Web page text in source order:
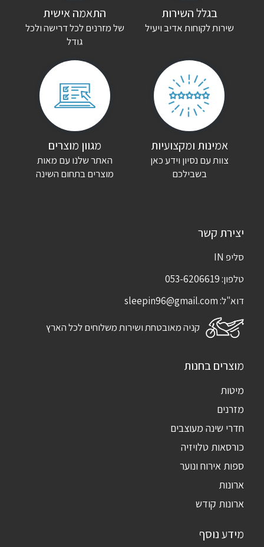
בגלל השירות
שירות לקוחות אדיב ויעיל
התאמה אישית
של מזרנים לכל דרישה ולכל
גודל
אמינות ומקצועיות
צוות עם נסיון וידע כאן
בשבילכם
מגוון מוצרים
האתר שלנו עם מאות
מוצרים בתחום השינה
יצירת קשר
סליפ IN
טלפון:053-6206619
דוא"ל:sleepin96@gmail.com
קניה מאובטחת ושירות משלוחים לכל הארץ
מוצרים בחנות
מיטות
מזרנים
חדרי שינה מעוצבים
כורסאות טלויזיה
ספות אירוח ונוער
ארונות
ארונות קודש
מידע נוסף